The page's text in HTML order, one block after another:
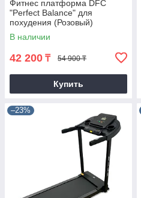
Фитнес платформа DFC
"Perfect Balance" для
похудения (Розовый)
В наличии
42 200 ₸ 54 900 ₸
Купить
–23%